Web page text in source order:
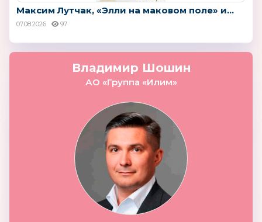
Максим Лутчак, «Элли на маковом поле» и...
07.08.2026 97
Владимир Шошин
АО «Группа «Илим»